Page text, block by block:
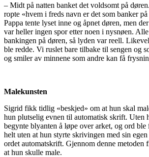
– Midt på natten banket det voldsomt på
ropte «hvem i freds navn er det som banker
Pappa tente lyset inne og åpnet døren, men
var heller ingen spor etter noen i nysnøen.
bankingen på døren, så lyden var reell.
ble redde. Vi ruslet bare tilbake til sengen og
og smiler av minnene som andre kan få
Malekunsten
Sigrid fikk tidlig «beskjed» om at hun skal
hun plutselig evnen til automatisk skrift. Uten
begynte blyanten å løpe over arket, og ord ble
helt uten at hun styrte skrivingen med sin
ordet automatskrift. Gjennom denne metoden
at hun skulle male.